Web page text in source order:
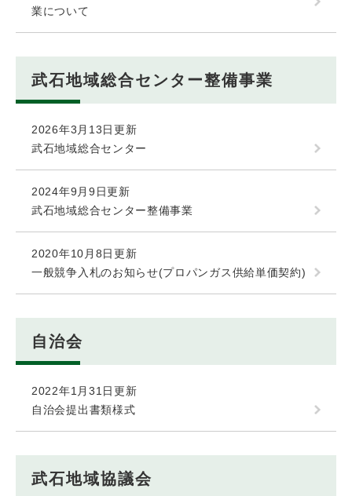
業について
武石地域総合センター整備事業
2026年3月13日更新
武石地域総合センター
2024年9月9日更新
武石地域総合センター整備事業
2020年10月8日更新
一般競争入札のお知らせ(プロパンガス供給単価契約)
自治会
2022年1月31日更新
自治会提出書類様式
武石地域協議会